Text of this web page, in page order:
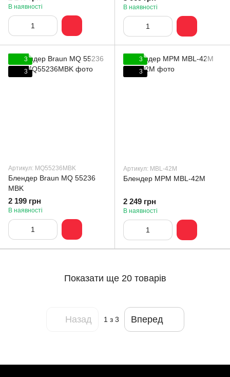
В наявності В наявності
3
3
Артикул: MQ55236MBK
Блендер Braun MQ 55236
MBK
2 199 грн
В наявності
3
3
Артикул: MBL-42M
Блендер MPM MBL-42M
2 249 грн
В наявності
Показати ще 20 товарів
Назад 1 з 3 Вперед